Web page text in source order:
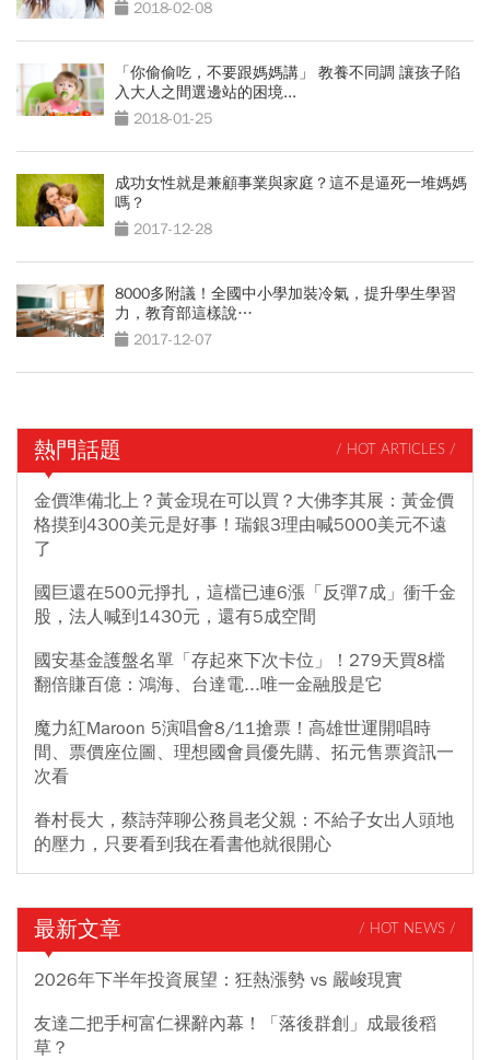
2018-02-08
「你偷偷吃，不要跟媽媽講」 教養不同調 讓孩子陷
入大人之間選邊站的困境...
2018-01-25
成功女性就是兼顧事業與家庭？這不是逼死一堆媽媽
嗎？
2017-12-28
8000多附議！全國中小學加裝冷氣，提升學生學習
力，教育部這樣說…
2017-12-07
熱門話題 / HOT ARTICLES /
金價準備北上？黃金現在可以買？大佛李其展：黃金價
格摸到4300美元是好事！瑞銀3理由喊5000美元不遠
了
國巨還在500元掙扎，這檔已連6漲「反彈7成」衝千金
股，法人喊到1430元，還有5成空間
國安基金護盤名單「存起來下次卡位」！279天買8檔
翻倍賺百億：鴻海、台達電...唯一金融股是它
魔力紅Maroon 5演唱會8/11搶票！高雄世運開唱時
間、票價座位圖、理想國會員優先購、拓元售票資訊一
次看
眷村長大，蔡詩萍聊公務員老父親：不給子女出人頭地
的壓力，只要看到我在看書他就很開心
最新文章 / HOT NEWS /
2026年下半年投資展望：狂熱漲勢 vs 嚴峻現實
友達二把手柯富仁裸辭內幕！「落後群創」成最後稻
草？